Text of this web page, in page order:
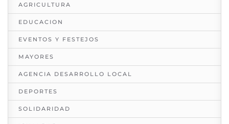
AGRICULTURA
EDUCACION
EVENTOS Y FESTEJOS
MAYORES
AGENCIA DESARROLLO LOCAL
DEPORTES
SOLIDARIDAD